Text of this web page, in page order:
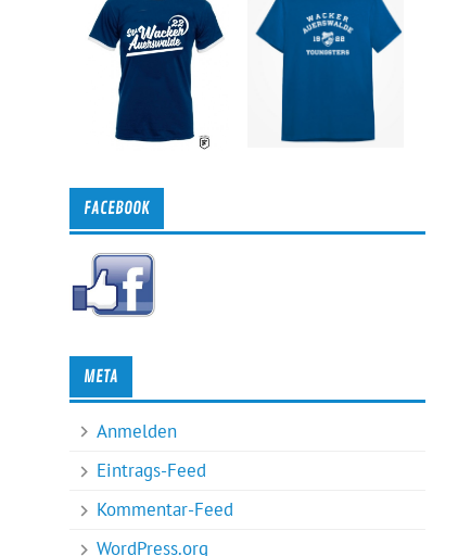
FACEBOOK
META
Anmelden
Eintrags-Feed
Kommentar-Feed
WordPress.org